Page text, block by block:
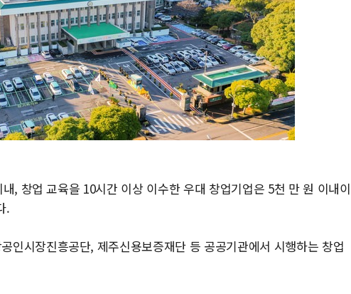
, 창업 교육을 10시간 이상 이수한 우대 창업기업은 5천 만 원 이내이
.
인시장진흥공단, 제주신용보증재단 등 공공기관에서 시행하는 창업